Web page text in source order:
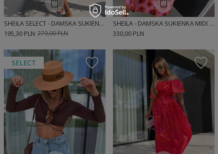
SHEILA SELECT - DAMSKA SUKIENKA BEŻOWA AŻUROWA Z GUMĄ W PASIE 'AFRODYTA'
279,00 PLN
195,30 PLN
SHEILA - DAMSKA SUKIENKA MIDI RÓŻOWA W RÓŻE 'CHRISTINE'
330,00 PLN
SELECT